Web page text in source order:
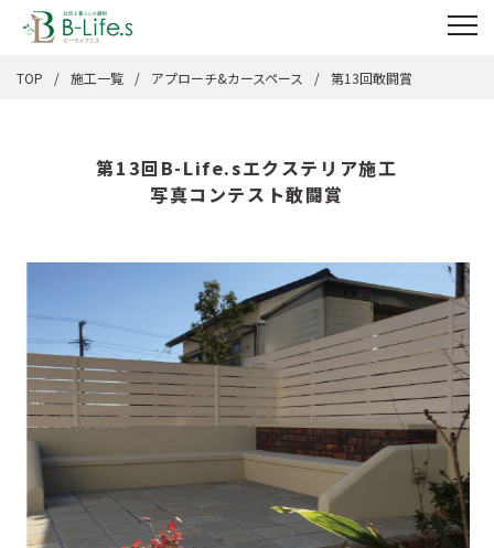
TOP 施工一覧 アプローチ&カースペース 第13回敢闘賞
第13回B-Life.sエクステリア施工
写真コンテスト敢闘賞